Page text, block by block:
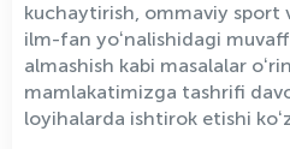
kuchaytirish, ommaviy sport
ilm-fan yoʻnalishidagi
almashish kabi masalalar
mamlakatimizga tashrifi
loyihalarda ishtirok etishi